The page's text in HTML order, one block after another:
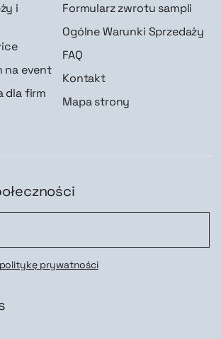
i
na event
dla firm
Formularz zwrotu sampli
Ogólne Warunki Sprzedaży
FAQ
Kontakt
Mapa strony
politykę prywatności